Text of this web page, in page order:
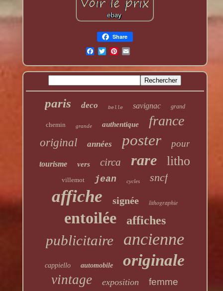
Share
paris deco belle savignac grand
chemin grande authentique france
original années poster pour
tourisme vers circa rare litho
villemot jean cycles sncf
affiche signée lithographie
entoilée affiches
publicitaire ancienne
cappiello automobile originale
vintage exposition femme